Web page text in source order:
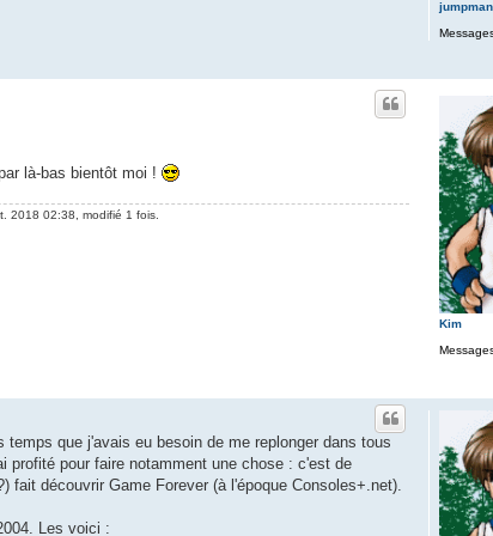
jumpman
Kim
là-bas bientôt moi !
2018 02:38, modifié 1 fois.
que j'avais eu besoin de me replonger dans tous
profité pour faire notamment une chose : c'est de
fait découvrir Game Forever (à l'époque Consoles+.net).
Les voici :